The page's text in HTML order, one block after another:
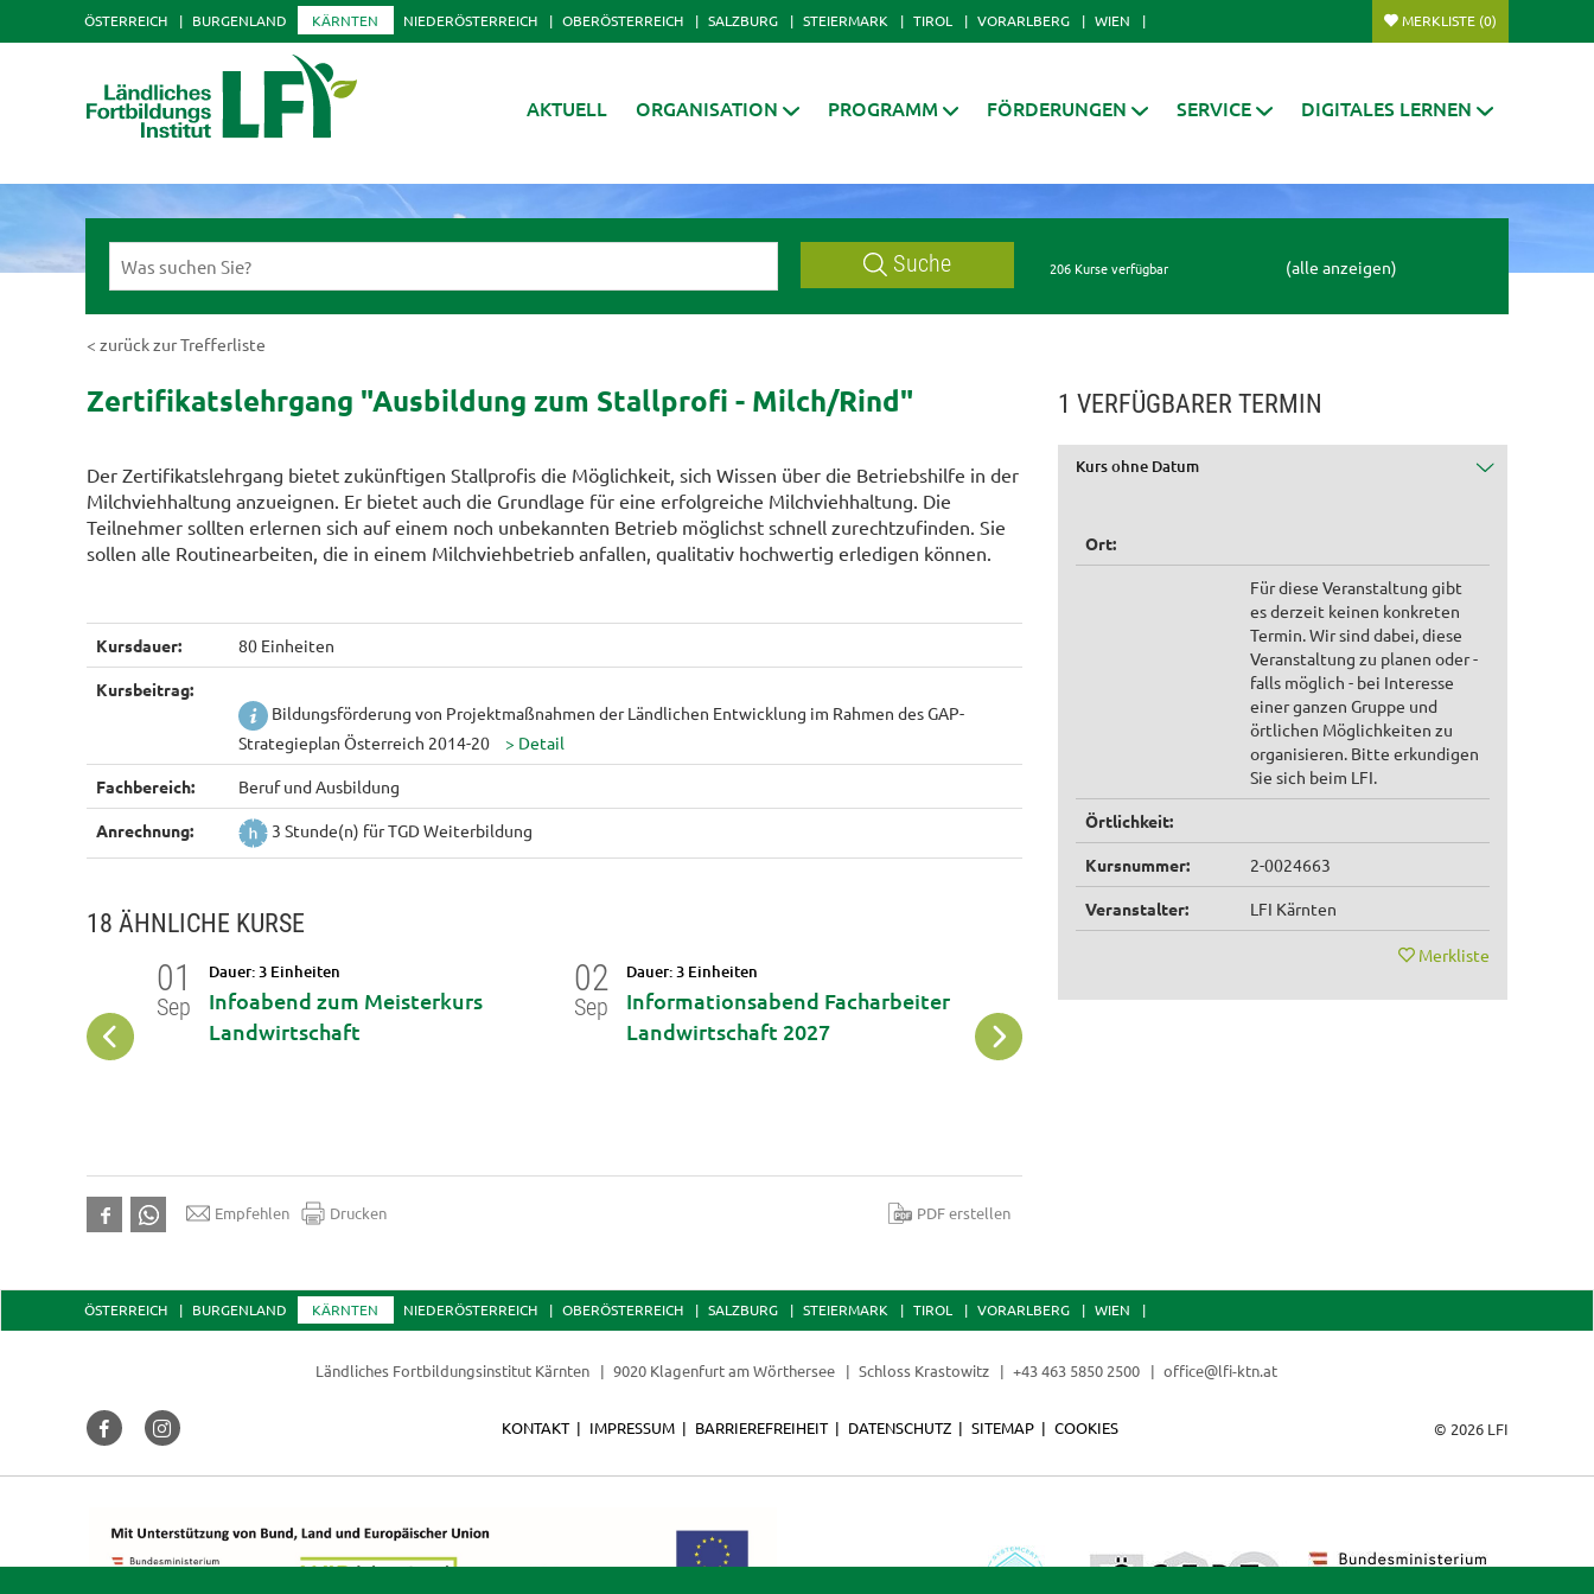
ÖSTERREICH BURGENLAND KÄRNTEN NIEDERÖSTERREICH OBERÖSTERREICH SALZBURG STEIERMARK TIROL VORARLBERG WIEN MERKLISTE (0)
AKTUELL ORGANISATION PROGRAMM FÖRDERUNGEN SERVICE DIGITALES LERNEN
Suche 206 Kurse verfügbar (alle anzeigen)
< zurück zur Trefferliste
Zertifikatslehrgang "Ausbildung zum Stallprofi - Milch/Rind"
Der Zertifikatslehrgang bietet zukünftigen Stallprofis die Möglichkeit, sich Wissen über die Betriebshilfe in der
Milchviehhaltung anzueignen. Er bietet auch die Grundlage für eine erfolgreiche Milchviehhaltung. Die
Teilnehmer sollten erlernen sich auf einem noch unbekannten Betrieb möglichst schnell zurechtzufinden. Sie
sollen alle Routinearbeiten, die in einem Milchviehbetrieb anfallen, qualitativ hochwertig erledigen können.
Kursdauer: 80 Einheiten
Kursbeitrag:
Bildungsförderung von Projektmaßnahmen der Ländlichen Entwicklung im Rahmen des GAP-
Strategieplan Österreich 2014-20
Fachbereich: Beruf und Ausbildung
Anrechnung: 3 Stunde(n) für TGD Weiterbildung
18 ÄHNLICHE KURSE
01
Sep
Dauer: 3 Einheiten
Infoabend zum Meisterkurs
Landwirtschaft
02
Sep
Dauer: 3 Einheiten
Informationsabend Facharbeiter
Landwirtschaft 2027
Okt
Informationsabend Facharbeiter
Sep
Empfehlen Drucken PDF erstellen
1 VERFÜGBARER TERMIN
Kurs ohne Datum
Ort:
Für diese Veranstaltung gibt
es derzeit keinen konkreten
Termin. Wir sind dabei, diese
Veranstaltung zu planen oder -
falls möglich - bei Interesse
einer ganzen Gruppe und
örtlichen Möglichkeiten zu
organisieren. Bitte erkundigen
Sie sich beim LFI.
Örtlichkeit:
Kursnummer: 2-0024663
Veranstalter: LFI Kärnten
Merkliste
ÖSTERREICH BURGENLAND KÄRNTEN NIEDERÖSTERREICH OBERÖSTERREICH SALZBURG STEIERMARK TIROL VORARLBERG WIEN
Ländliches Fortbildungsinstitut Kärnten 9020 Klagenfurt am Wörthersee Schloss Krastowitz +43 463 5850 2500 office@lfi-ktn.at
© 2026 LFI
KONTAKT IMPRESSUM BARRIEREFREIHEIT DATENSCHUTZ SITEMAP COOKIES